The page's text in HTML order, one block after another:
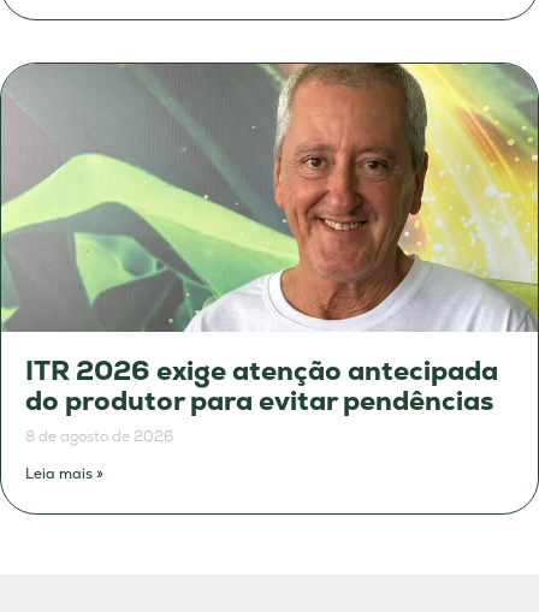
ITR 2026 exige atenção antecipada
do produtor para evitar pendências
8 de agosto de 2026
Leia mais »